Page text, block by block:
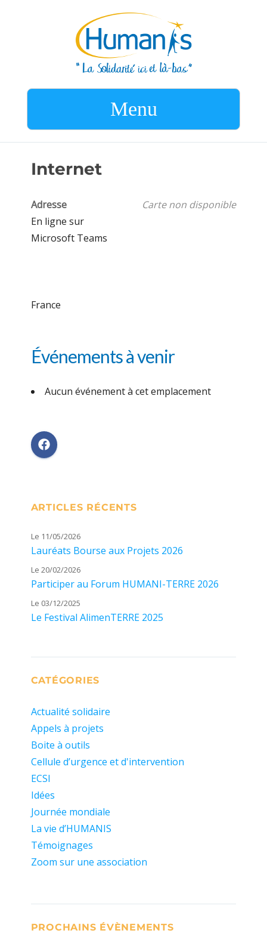
Menu
Internet
Carte non disponible
Adresse
En ligne sur
Microsoft Teams
France
Événements à venir
Aucun événement à cet emplacement
ARTICLES RÉCENTS
Le 11/05/2026
Lauréats Bourse aux Projets 2026
Le 20/02/2026
Participer au Forum HUMANI-TERRE 2026
Le 03/12/2025
Le Festival AlimenTERRE 2025
CATÉGORIES
Actualité solidaire
Appels à projets
Boite à outils
Cellule d’urgence et d'intervention
ECSI
Idées
Journée mondiale
La vie d’HUMANIS
Témoignages
Zoom sur une association
PROCHAINS ÉVÈNEMENTS